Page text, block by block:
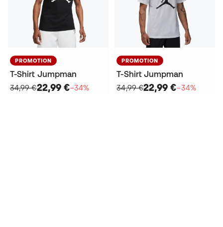
PROMOTION
T-Shirt Jumpman
34,99 €22,99 €−34%
PROMOTION
T-Shirt Jumpman
34,99 €22,99 €−34%